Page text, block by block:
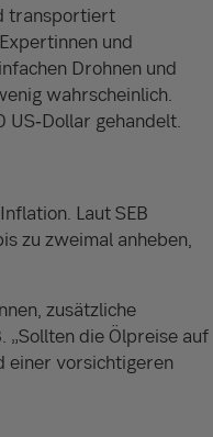
transportiert
und
Drohnen und
wahrscheinlich.
gehandelt.
Laut SEB
zu zweimal anheben,
zusätzliche
„Sollten die Ölpreise auf
einer vorsichtigeren